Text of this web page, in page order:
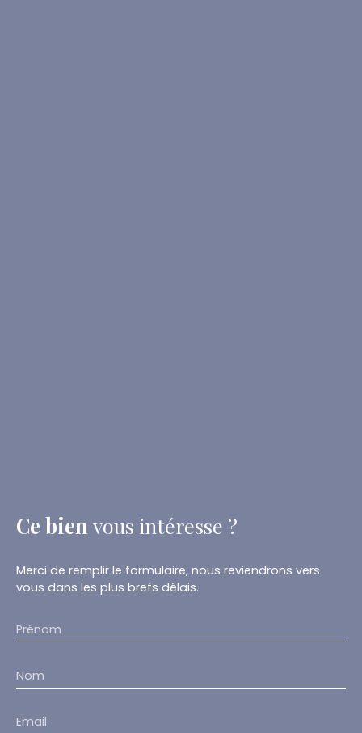
Ce bien vous intéresse ?
Merci de remplir le formulaire, nous reviendrons vers
vous dans les plus brefs délais.
Prénom
Nom
Email